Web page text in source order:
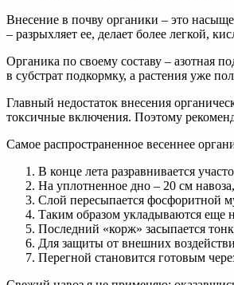
Внесение в почву органики – это
– разрыхляет ее, делает более легкой,
Органика по своему составу – азотная
в субстрат подкормку, а растения уже
Главный недостаток внесения
токсичные включения. Поэтому
Самое распространенное весеннее
В конце лета разравнивается
На уплотненное дно – 20 см
Слой пересыпается фосфоритной
Таким образом укладываются еще
Последний «корж» засыпается
Для защиты от внешних
Перегной становится готовым